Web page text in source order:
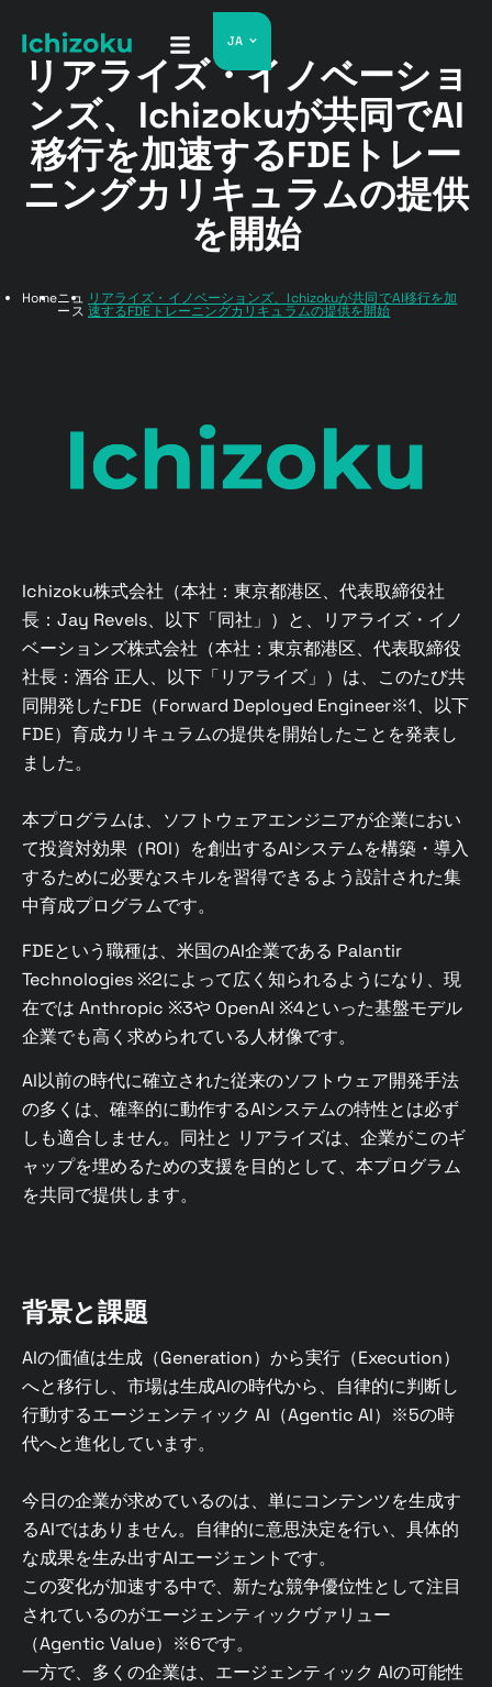
JA
リアライズ・イノベーショ
ンズ、Ichizokuが共同でAI
移行を加速するFDEトレー
ニングカリキュラムの提供
を開始
Homeニュ
ース
リアライズ・イノベーションズ、Ichizokuが共同でAI移行を加
速するFDEトレーニングカリキュラムの提供を開始
Ichizoku株式会社（本社：東京都港区、代表取締役社
長：Jay Revels、以下「同社」）と、リアライズ・イノ
ベーションズ株式会社（本社：東京都港区、代表取締役
社長：酒谷 正人、以下「リアライズ」）は、このたび共
同開発したFDE（Forward Deployed Engineer※1、以下
FDE）育成カリキュラムの提供を開始したことを発表し
ました。
本プログラムは、ソフトウェアエンジニアが企業におい
て投資対効果（ROI）を創出するAIシステムを構築・導入
するために必要なスキルを習得できるよう設計された集
中育成プログラムです。
FDEという職種は、米国のAI企業である Palantir
Technologies ※2によって広く知られるようになり、現
在では Anthropic ※3や OpenAI ※4といった基盤モデル
企業でも高く求められている人材像です。
AI以前の時代に確立された従来のソフトウェア開発手法
の多くは、確率的に動作するAIシステムの特性とは必ず
しも適合しません。同社と リアライズは、企業がこのギ
ャップを埋めるための支援を目的として、本プログラム
を共同で提供します。
背景と課題
AIの価値は生成（Generation）から実行（Execution）
へと移行し、市場は生成AIの時代から、自律的に判断し
行動するエージェンティック AI（Agentic AI）※5の時
代へと進化しています。
今日の企業が求めているのは、単にコンテンツを生成す
るAIではありません。自律的に意思決定を行い、具体的
な成果を生み出すAIエージェントです。
この変化が加速する中で、新たな競争優位性として注目
されているのがエージェンティックヴァリュー
（Agentic Value）※6です。
一方で、多くの企業は、エージェンティック AIの可能性